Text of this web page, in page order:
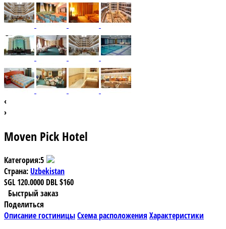
‹
›
Moven Pick Hotel
Категория:5
Страна: Uzbekistan
SGL 120.0000 DBL$160
Быстрый заказ
Поделиться
Описание гостиницыСхема расположения Характеристики